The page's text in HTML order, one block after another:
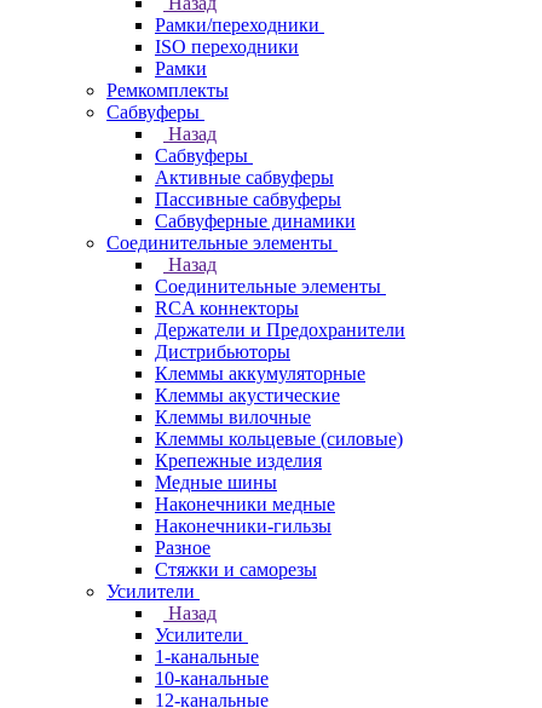
Рамки/переходники
ISO переходники
Рамки
Ремкомплекты
Сабвуферы
Назад
Сабвуферы
Активные сабвуферы
Пассивные сабвуферы
Сабвуферные динамики
Соединительные элементы
Назад
Соединительные элементы
RCA коннекторы
Держатели и Предохранители
Дистрибьюторы
Клеммы аккумуляторные
Клеммы акустические
Клеммы вилочные
Клеммы кольцевые (силовые)
Крепежные изделия
Медные шины
Наконечники медные
Наконечники-гильзы
Разное
Стяжки и саморезы
Усилители
Назад
Усилители
1-канальные
10-канальные
12-канальные